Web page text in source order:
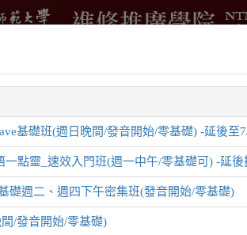
系列
基礎班(週日晚間/發音開始/零基礎) -延後至
一點靈_速效入門班(週一中午/零基礎可) -延後
礎週二、週四下午密集班(發音開始/零基礎)
/發音開始/零基礎)